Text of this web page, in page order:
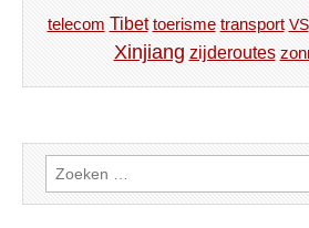
telecom Tibet toerisme transport VS
Xinjiang zijderoutes
Zoeken
naar: